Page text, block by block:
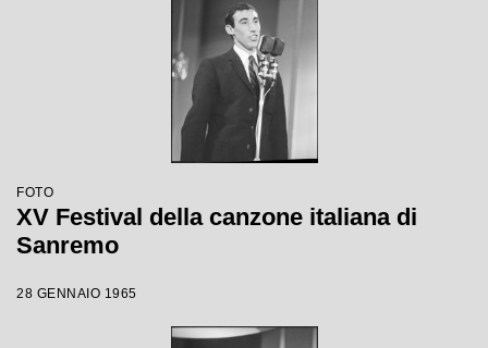
FOTO
XV Festival della canzone italiana di
Sanremo
28 GENNAIO 1965